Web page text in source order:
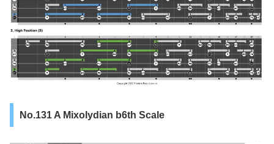
No.131 A Mixolydian b6th Scale